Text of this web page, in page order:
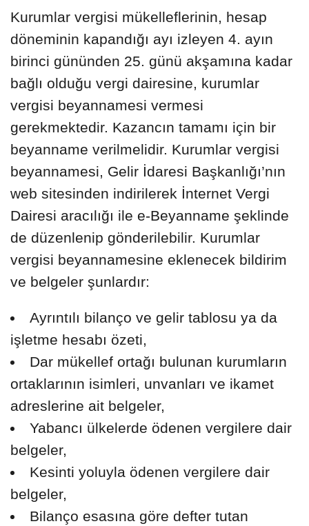
Kurumlar vergisi mükelleflerinin, hesap
döneminin kapandığı ayı izleyen 4. ayın
birinci gününden 25. günü akşamına kadar
bağlı olduğu vergi dairesine, kurumlar
vergisi beyannamesi vermesi
gerekmektedir. Kazancın tamamı için bir
beyanname verilmelidir. Kurumlar vergisi
beyannamesi, Gelir İdaresi Başkanlığı’nın
web sitesinden indirilerek İnternet Vergi
Dairesi aracılığı ile e-Beyanname şeklinde
de düzenlenip gönderilebilir. Kurumlar
vergisi beyannamesine eklenecek bildirim
ve belgeler şunlardır:
Ayrıntılı bilanço ve gelir tablosu ya da
işletme hesabı özeti,
Dar mükellef ortağı bulunan kurumların
ortaklarının isimleri, unvanları ve ikamet
adreslerine ait belgeler,
Yabancı ülkelerde ödenen vergilere dair
belgeler,
Kesinti yoluyla ödenen vergilere dair
belgeler,
Bilanço esasına göre defter tutan